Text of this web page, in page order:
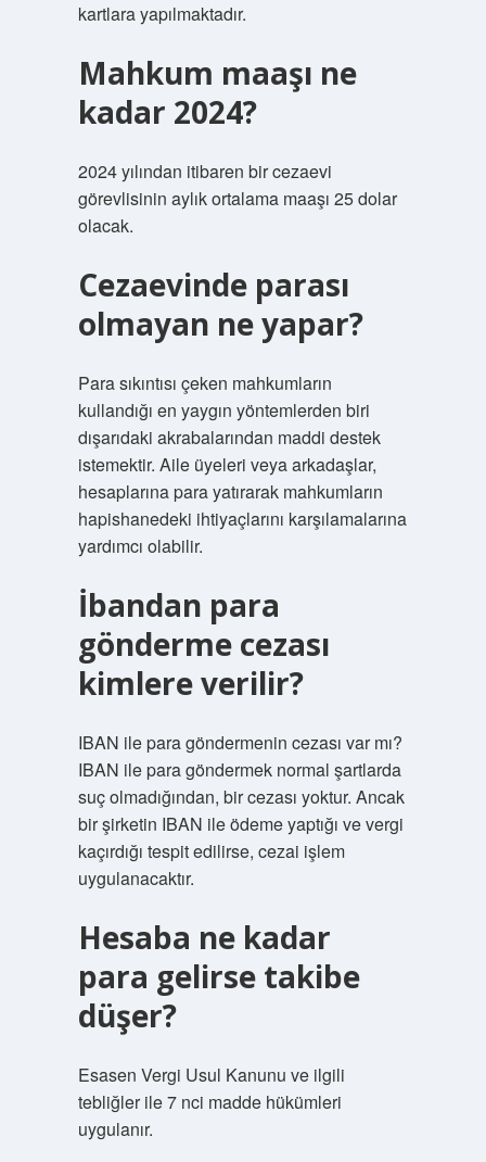
kartlara yapılmaktadır.
Mahkum maaşı ne
kadar 2024?
2024 yılından itibaren bir cezaevi
görevlisinin aylık ortalama maaşı 25 dolar
olacak.
Cezaevinde parası
olmayan ne yapar?
Para sıkıntısı çeken mahkumların
kullandığı en yaygın yöntemlerden biri
dışarıdaki akrabalarından maddi destek
istemektir. Aile üyeleri veya arkadaşlar,
hesaplarına para yatırarak mahkumların
hapishanedeki ihtiyaçlarını karşılamalarına
yardımcı olabilir.
İbandan para
gönderme cezası
kimlere verilir?
IBAN ile para göndermenin cezası var mı?
IBAN ile para göndermek normal şartlarda
suç olmadığından, bir cezası yoktur. Ancak
bir şirketin IBAN ile ödeme yaptığı ve vergi
kaçırdığı tespit edilirse, cezai işlem
uygulanacaktır.
Hesaba ne kadar
para gelirse takibe
düşer?
Esasen Vergi Usul Kanunu ve ilgili
tebliğler ile 7 nci madde hükümleri
uygulanır.